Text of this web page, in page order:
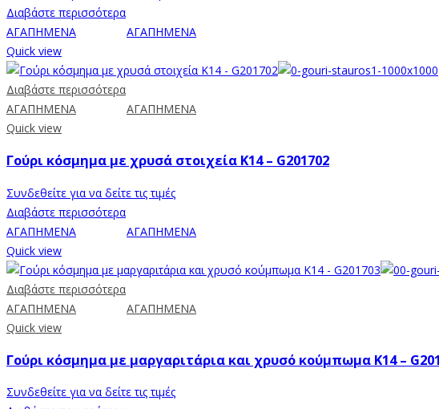
Διαβάστε περισσότερα
ΑΓΑΠΗΜΕΝΑ
ΑΓΑΠΗΜΕΝΑ
Quick view
Διαβάστε περισσότερα
ΑΓΑΠΗΜΕΝΑ
ΑΓΑΠΗΜΕΝΑ
Quick view
Γούρι κόσμημα με χρυσά στοιχεία Κ14 – G201702
Συνδεθείτε για να δείτε τις τιμές
Διαβάστε περισσότερα
ΑΓΑΠΗΜΕΝΑ
ΑΓΑΠΗΜΕΝΑ
Quick view
Διαβάστε περισσότερα
ΑΓΑΠΗΜΕΝΑ
ΑΓΑΠΗΜΕΝΑ
Quick view
Γούρι κόσμημα με μαργαριτάρια και χρυσό κούμπωμα Κ14 –
Συνδεθείτε για να δείτε τις τιμές